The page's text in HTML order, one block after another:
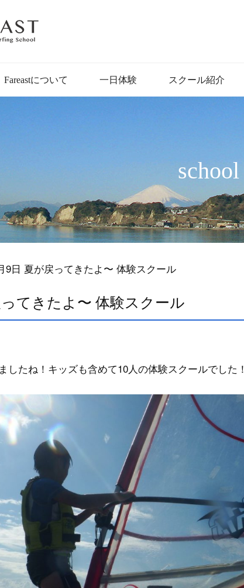
Fareastについて 一日体験 スクール紹介
school
9日 夏が戻ってきたよ〜 体験スクール
てきたよ〜 体験スクール
したね！キッズも含めて10人の体験スクールでした！